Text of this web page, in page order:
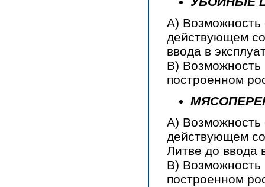
А) Возможность
действующем
ввода в
В) Возможность
построенном
А) Возможность
действующем
Литве до ввода
В) Возможность
построенном